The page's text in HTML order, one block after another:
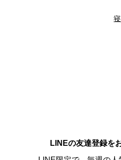
LINEの友達登録を